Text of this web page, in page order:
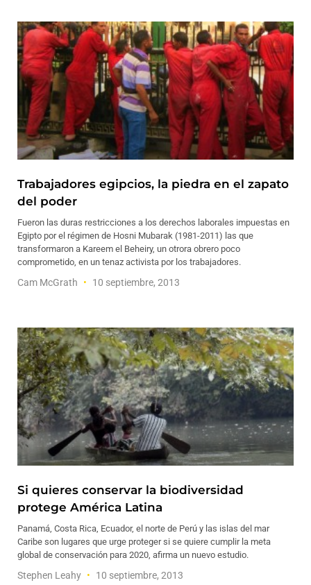
Trabajadores egipcios, la piedra en el zapato
del poder
Fueron las duras restricciones a los derechos laborales impuestas en
Egipto por el régimen de Hosni Mubarak (1981-2011) las que
transformaron a Kareem el Beheiry, un otrora obrero poco
comprometido, en un tenaz activista por los trabajadores.
Cam McGrath 10 septiembre, 2013
Si quieres conservar la biodiversidad
protege América Latina
Panamá, Costa Rica, Ecuador, el norte de Perú y las islas del mar
Caribe son lugares que urge proteger si se quiere cumplir la meta
global de conservación para 2020, afirma un nuevo estudio.
Stephen Leahy 10 septiembre, 2013